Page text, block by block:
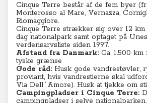
Cinque Terre består af de fem byer
Monterosso al Mare, Vernazza,
Riomaggiore.
Cinque Terre strækker sig over 12
dag nationalpark samt optaget på
verdensarvsliste siden 1997.
Afstand fra Danmark: Ca. 1.500
tyske grænse
Gode råd: Husk gode vandrestøvler,
proviant, hvis vandrestierne skal
Via Dell´Amore). Husk at tjekke om
Campingpladser i Cinque Terre:
campingpladser i selve